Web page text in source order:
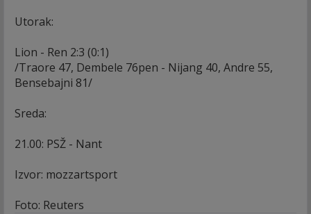
Utorak:
Lion - Ren 2:3 (0:1)
/Traore 47, Dembele 76pen - Nijang 40, Andre 55,
Bensebajni 81/
Sreda:
21.00: PSŽ - Nant
Izvor: mozzartsport
Foto: Reuters